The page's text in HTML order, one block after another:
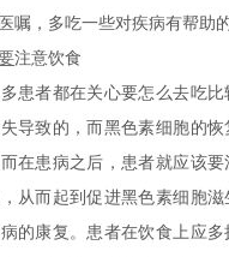
嘱，多吃一些对疾病有帮助的
注意饮食
者都在关心要怎么去吃比
导致的，而黑色素细胞的
在患病之后，患者就应该
从而起到促进黑色素细胞
的康复。患者在饮食上应